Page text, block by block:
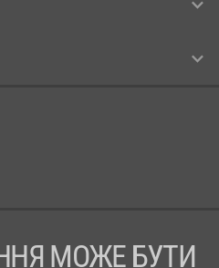
МОЖЕ БУТИ